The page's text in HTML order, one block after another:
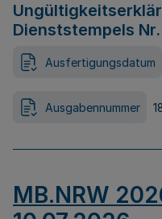
Dienststempels Nr.
Ausfertigungsdatum
Ausgabennummer
MB.NRW